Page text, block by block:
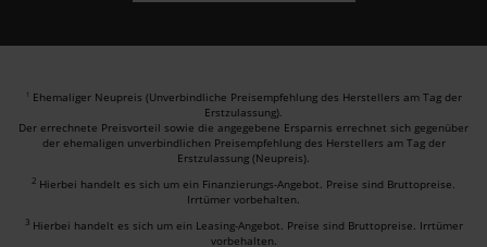
1 Ehemaliger Neupreis (Unverbindliche Preisempfehlung des Herstellers am Tag der
Erstzulassung).
Der errechnete Preisvorteil sowie die angegebene Ersparnis errechnet sich gegenüber
der ehemaligen unverbindlichen Preisempfehlung des Herstellers am Tag der
Erstzulassung (Neupreis).
2 Hierbei handelt es sich um ein Finanzierungs-Angebot. Preise sind Bruttopreise.
Irrtümer vorbehalten.
3 Hierbei handelt es sich um ein Leasing-Angebot. Preise sind Bruttopreise. Irrtümer
vorbehalten.